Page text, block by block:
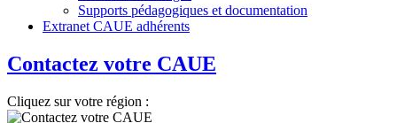
Supports pédagogiques et documentation
Extranet CAUE adhérents
Contactez votre CAUE
Cliquez sur votre région :